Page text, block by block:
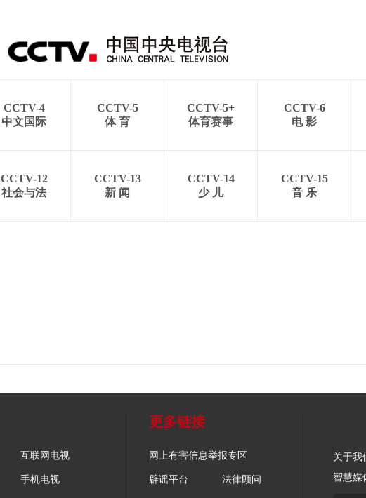
CCTV-4
中文国际
CCTV-5
体 育
CCTV-5+
体育赛事
CCTV-6
电 影
CCTV-12
社会与法
CCTV-13
新 闻
CCTV-14
少 儿
CCTV-15
音 乐
互联网电视
手机电视
更多链接
网上有害信息举报专区
辟谣平台 法律顾问
关于我
智慧媒